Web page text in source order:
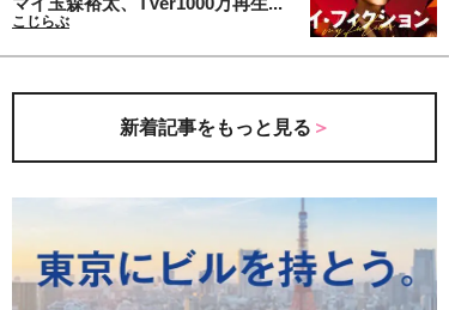
こじらぶ
新着記事をもっと見る